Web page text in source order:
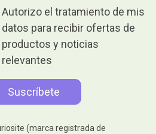
Autorizo el tratamiento de mis
datos para recibir ofertas de
productos y noticias
relevantes
(marca registrada de